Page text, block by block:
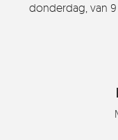
donderdag, van 9